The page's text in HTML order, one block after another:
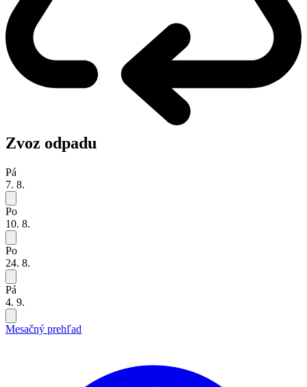
Zvoz odpadu
Pá
7. 8.
Po
10. 8.
Po
24. 8.
Pá
4. 9.
Mesačný prehľad